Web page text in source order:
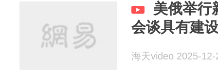
美俄举行
会谈具有建
海天video 2025-12-